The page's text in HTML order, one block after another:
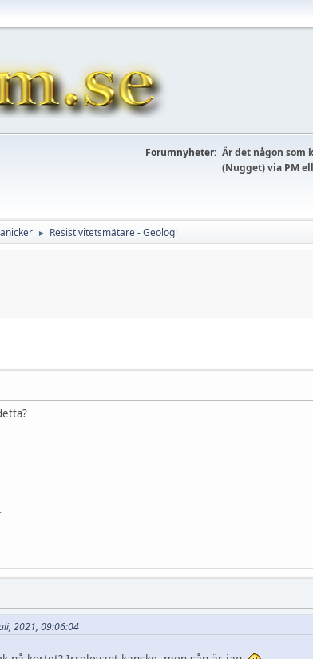
Forumnyheter: Är det någon som
(Nugget) via PM
► Resistivitetsmätare - Geologi
2021, 09:06:04